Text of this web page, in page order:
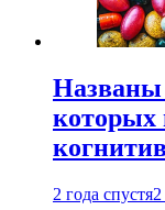
Названы
которых
2 года спустя